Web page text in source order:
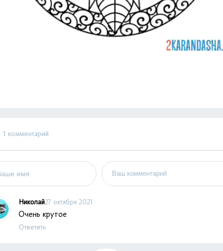
1 комментарий
Николай27 октября 2021
Очень крутое
Ответить